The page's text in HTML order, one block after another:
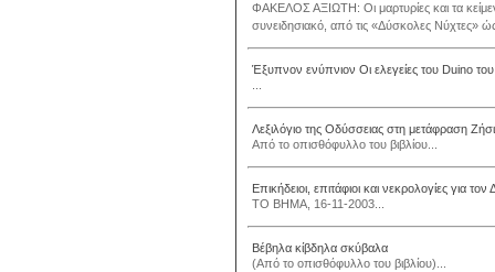
ΦΑΚΕΛΟΣ ΑΞΙΩΤΗ: Οι μαρτυρίες και τα
συνειδησιακό, από τις «Δύσκολες Νύχτες»
Έξυπνον ενύπνιον Οι ελεγείες του Duino
Λεξιλόγιο της Οδύσσειας στη μετάφραση
Από το οπισθόφυλλο του βιβλίου...
Επικήδειοι, επιτάφιοι και νεκρολογίες για
ΤΟ ΒΗΜΑ, 16-11-2003...
Βέβηλα κίβδηλα σκύβαλα
(Από το οπισθόφυλλο του βιβλίου)...